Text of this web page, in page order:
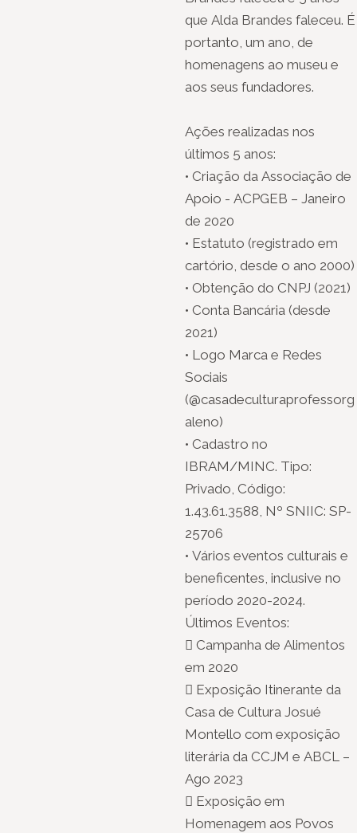
que Alda Brandes faleceu. É
portanto, um ano, de
homenagens ao museu e
aos seus fundadores.
Ações realizadas nos
últimos 5 anos:
• Criação da Associação de
Apoio - ACPGEB – Janeiro
de 2020
• Estatuto (registrado em
cartório, desde o ano 2000)
• Obtenção do CNPJ (2021)
• Conta Bancária (desde
2021)
• Logo Marca e Redes
Sociais
(@casadeculturaprofessorg
aleno)
• Cadastro no
IBRAM/MINC. Tipo:
Privado, Código:
1.43.61.3588, Nº SNIIC: SP-
25706
• Vários eventos culturais e
beneficentes, inclusive no
período 2020-2024.
Últimos Eventos:
 Campanha de Alimentos
em 2020
 Exposição Itinerante da
Casa de Cultura Josué
Montello com exposição
literária da CCJM e ABCL –
Ago 2023
 Exposição em
Homenagem aos Povos